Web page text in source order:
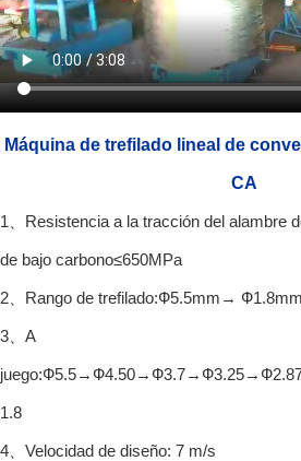
Máquina de trefilado lineal de
CA
1、Resistencia a la tracción del alambre
de bajo carbono≤650MPa
2、Rango de trefilado:Ф5.5mm→
3、A
1.8
4、Velocidad de diseño: 7 m/s